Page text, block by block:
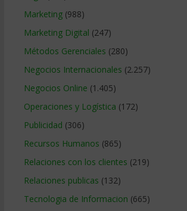
Marketing(988)
Marketing Digital (247)
Métodos Gerenciales (280)
Negocios Internacionales (2.257)
Negocios Online (1.405)
Operaciones y Logística (172)
Publicidad (306)
Recursos Humanos (865)
Relaciones con los clientes (219)
Relaciones publicas (132)
Tecnologia de Informacion (665)